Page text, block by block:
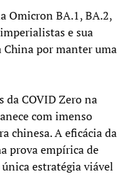
Omicron BA.1, BA.2,
e sua
por manter uma
COVID Zero na
com imenso
chinesa. A eficácia da
prova empírica de
estratégia viável